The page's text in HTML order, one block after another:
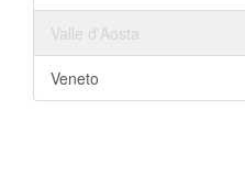
Valle d'Aosta
Veneto